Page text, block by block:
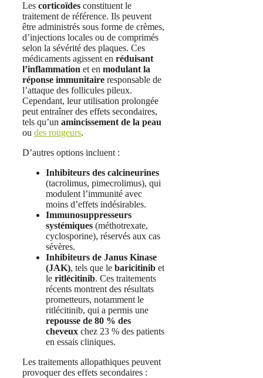
Les corticoïdes constituent le
traitement de référence. Ils peuvent
être administrés sous forme de crèmes,
d’injections locales ou de comprimés
selon la sévérité des plaques. Ces
médicaments agissent en réduisant
l’inflammation et en modulant la
réponse immunitaire responsable de
l’attaque des follicules pileux.
Cependant, leur utilisation prolongée
peut entraîner des effets secondaires,
tels qu’un amincissement de la peau
ou des rougeurs.
D’autres options incluent :
Inhibiteurs des calcineurines
(tacrolimus, pimecrolimus), qui
modulent l’immunité avec
moins d’effets indésirables.
Immunosuppresseurs
systémiques (méthotrexate,
cyclosporine), réservés aux cas
sévères.
Inhibiteurs de Janus Kinase
(JAK), tels que le baricitinib et
le ritlécitinib. Ces traitements
récents montrent des résultats
prometteurs, notamment le
ritlécitinib, qui a permis une
repousse de 80 % des
cheveux chez 23 % des patients
en essais cliniques.
Les traitements allopathiques peuvent
provoquer des effets secondaires :